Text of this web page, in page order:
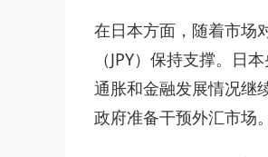
在日本方面，随着市场
（JPY）保持支撑。日
通胀和金融发展情况继
政府准备干预外汇市场。